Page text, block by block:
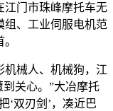
江门市珠峰摩托车无
组、工业伺服电机范
械人、机械狗，江
关心。”大冶摩托
‘双刃剑’，凑近巴